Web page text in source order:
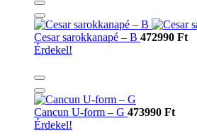
Cesar sarokkanapé – B 472990 Ft
Érdekel!
Cancun U-form – G 473990 Ft
Érdekel!